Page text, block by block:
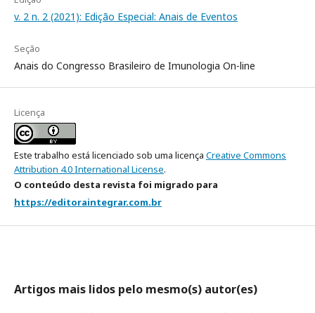
v. 2 n. 2 (2021): Edição Especial: Anais de Eventos
Seção
Anais do Congresso Brasileiro de Imunologia On-line
Licença
Este trabalho está licenciado sob uma licença Creative Commons
Attribution 4.0 International License.
O conteúdo desta revista foi migrado para
https://editoraintegrar.com.br
Artigos mais lidos pelo mesmo(s) autor(es)